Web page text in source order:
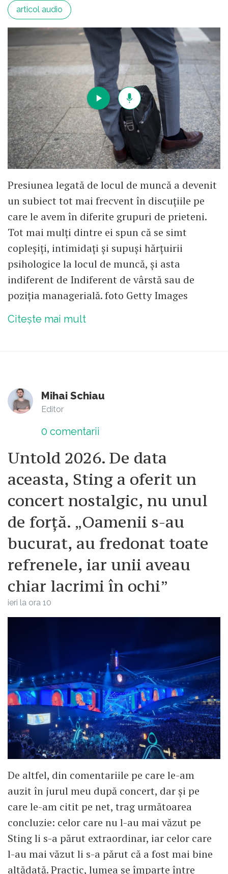
articol audio
Presiunea legată de locul de muncă a devenit
un subiect tot mai frecvent în discuțiile pe
care le avem în diferite grupuri de prieteni.
Tot mai mulți dintre ei spun că se simt
copleșiți, intimidați și supuși hărțuirii
psihologice la locul de muncă, și asta
indiferent de Indiferent de vârstă sau de
poziția managerială. foto Getty Images
Citește mai mult
Mihai Schiau
Editor
0 comentarii
Untold 2026. De data
aceasta, Sting a oferit un
concert nostalgic, nu unul
de forță. „Oamenii s-au
bucurat, au fredonat toate
refrenele, iar unii aveau
chiar lacrimi în ochi”
ieri la ora 10
De altfel, din comentariile pe care le-am
auzit în jurul meu după concert, dar și pe
care le-am citit pe net, trag următoarea
concluzie: celor care nu l-au mai văzut pe
Sting li s-a părut extraordinar, iar celor care
l-au mai văzut li s-a părut că a fost mai bine
altădată. Practic, lumea se împarte între